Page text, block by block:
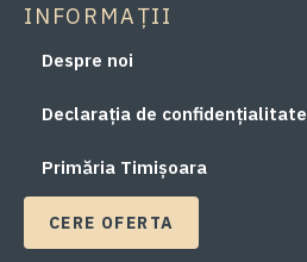
INFORMAȚII
Despre noi
Declarația de confidențialitate
Primăria Timișoara
CERE OFERTA